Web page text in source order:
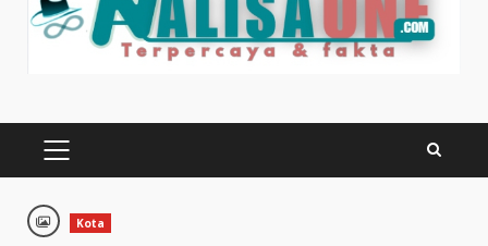
PRIMARY
Kota